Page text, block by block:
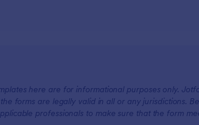
here are for informational purposes only.
forms are legally valid in all or any jurisdictions.
professionals to make sure that the form